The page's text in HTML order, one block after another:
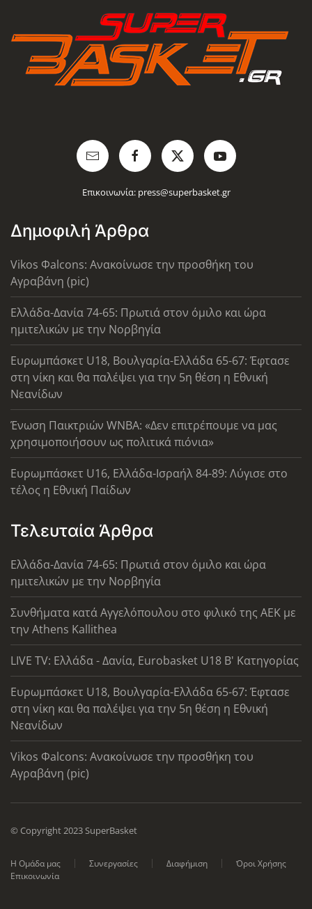
Επικοινωνία: press@superbasket.gr
Δημοφιλή Άρθρα
Vikos Φalcons: Ανακοίνωσε την προσθήκη του
Αγραβάνη (pic)
Ελλάδα-Δανία 74-65: Πρωτιά στον όμιλο και ώρα
ημιτελικών με την Νορβηγία
Ευρωμπάσκετ U18, Βουλγαρία-Ελλάδα 65-67: Έφτασε
στη νίκη και θα παλέψει για την 5η θέση η Εθνική
Νεανίδων
Ένωση Παικτριών WNBA: «Δεν επιτρέπουμε να μας
χρησιμοποιήσουν ως πολιτικά πιόνια»
Ευρωμπάσκετ U16, Ελλάδα-Ισραήλ 84-89: Λύγισε στο
τέλος η Εθνική Παίδων
Τελευταία Άρθρα
Ελλάδα-Δανία 74-65: Πρωτιά στον όμιλο και ώρα
ημιτελικών με την Νορβηγία
Συνθήματα κατά Αγγελόπουλου στο φιλικό της ΑΕΚ με
την Athens Kallithea
LIVE TV: Ελλάδα - Δανία, Eurobasket U18 Β' Κατηγορίας
Ευρωμπάσκετ U18, Βουλγαρία-Ελλάδα 65-67: Έφτασε
στη νίκη και θα παλέψει για την 5η θέση η Εθνική
Νεανίδων
Vikos Φalcons: Ανακοίνωσε την προσθήκη του
Αγραβάνη (pic)
© Copyright 2023 SuperBasket
Η Ομάδα μας Συνεργασίες Διαφήμιση
Όροι Χρήσης
Επικοινωνία